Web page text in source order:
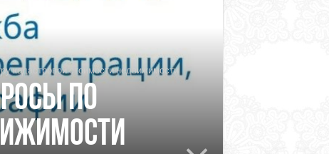
кадастровой стоимости недвижимости
по